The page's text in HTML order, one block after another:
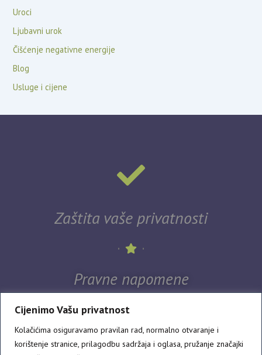
Cijenimo Vašu privatnost
Kolačićima osiguravamo pravilan rad, normalno otvaranje i
korištenje stranice, prilagodbu sadržaja i oglasa, pružanje značajki
Uroci
Ljubavni urok
Čišćenje negativne energije
Blog
Usluge i cijene
Zaštita vaše privatnosti
Pravne napomene